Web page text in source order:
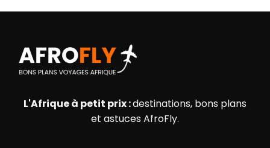
L'Afrique à petit prix :destinations, bons plans
et astuces AfroFly.